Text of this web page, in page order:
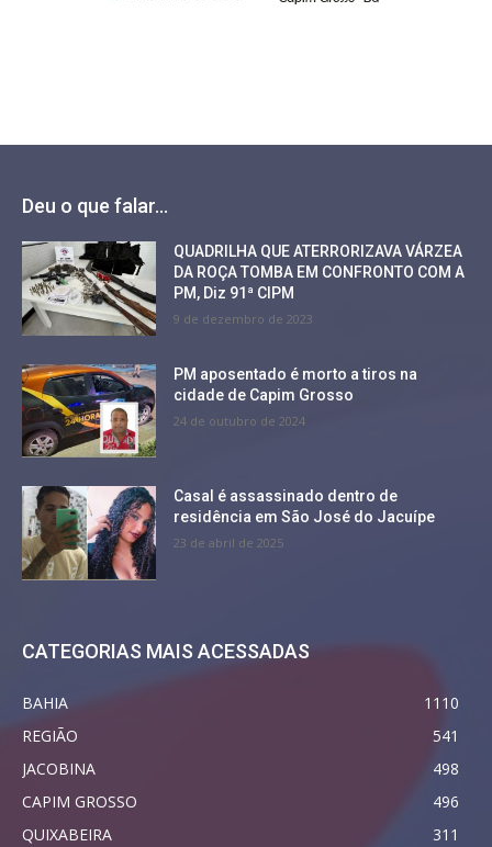
Deu o que falar...
QUADRILHA QUE ATERRORIZAVA VÁRZEA
DA ROÇA TOMBA EM CONFRONTO COM A
PM, Diz 91ª CIPM
9 de dezembro de 2023
PM aposentado é morto a tiros na
cidade de Capim Grosso
24 de outubro de 2024
Casal é assassinado dentro de
residência em São José do Jacuípe
23 de abril de 2025
CATEGORIAS MAIS ACESSADAS
BAHIA
1110
REGIÃO
541
JACOBINA
498
CAPIM GROSSO
496
QUIXABEIRA
311